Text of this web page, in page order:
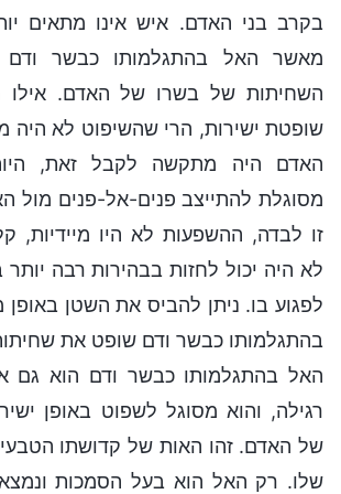
בקרב בני האדם. איש אינו מתאים
מאשר האל בהתגלמותו כבשר ודם
השחיתות של בשרו של האדם. אילו
שופטת ישירות, הרי שהשיפוט לא היה
האדם היה מתקשה לקבל זאת,
מסוגלת להתייצב פנים-אל-פנים מול
זו לבדה, ההשפעות לא היו מיידיות,
לא היה יכול לחזות בבהירות רבה יותר
לפגוע בו. ניתן להביס את השטן
בהתגלמותו כבשר ודם שופט את
האל בהתגלמותו כבשר ודם הוא גם
רגילה, והוא מסוגל לשפוט באופן
של האדם. זהו האות של קדושתו
שלו. רק האל הוא בעל הסמכות